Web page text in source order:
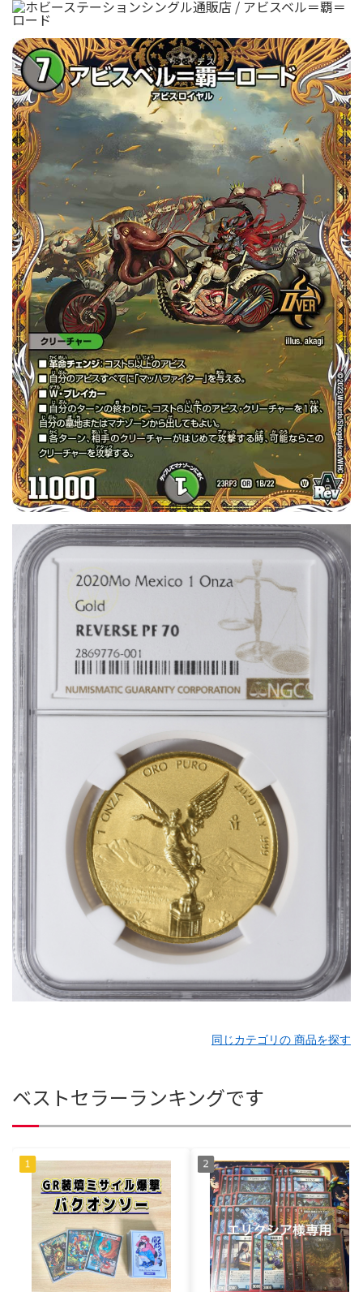
同じカテゴリの 商品を探す
ベストセラーランキングです